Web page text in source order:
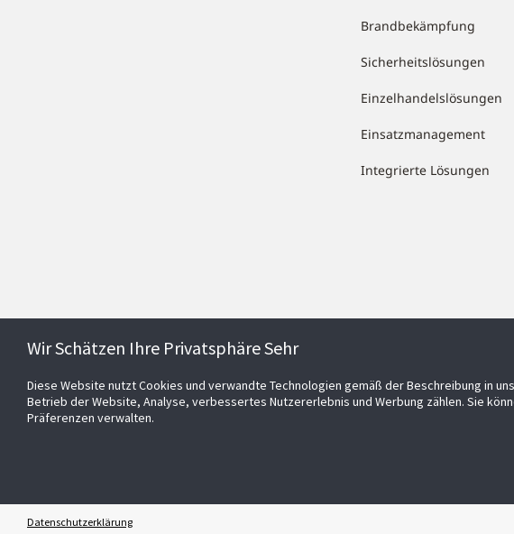
Brandbekämpfung
Sicherheitslösungen
Einzelhandelslösungen
Einsatzmanagement
Integrierte Lösungen
© 2026 Johnson Controls Inc. All rights reserved.
Wir Schätzen Ihre Privatsphäre Sehr
Diese Website nutzt Cookies und verwandte Technologien gemäß der Beschreibung in
Betrieb der Website, Analyse, verbessertes Nutzererlebnis und Werbung zählen. Sie
Präferenzen verwalten.
Datenschutzerklärung